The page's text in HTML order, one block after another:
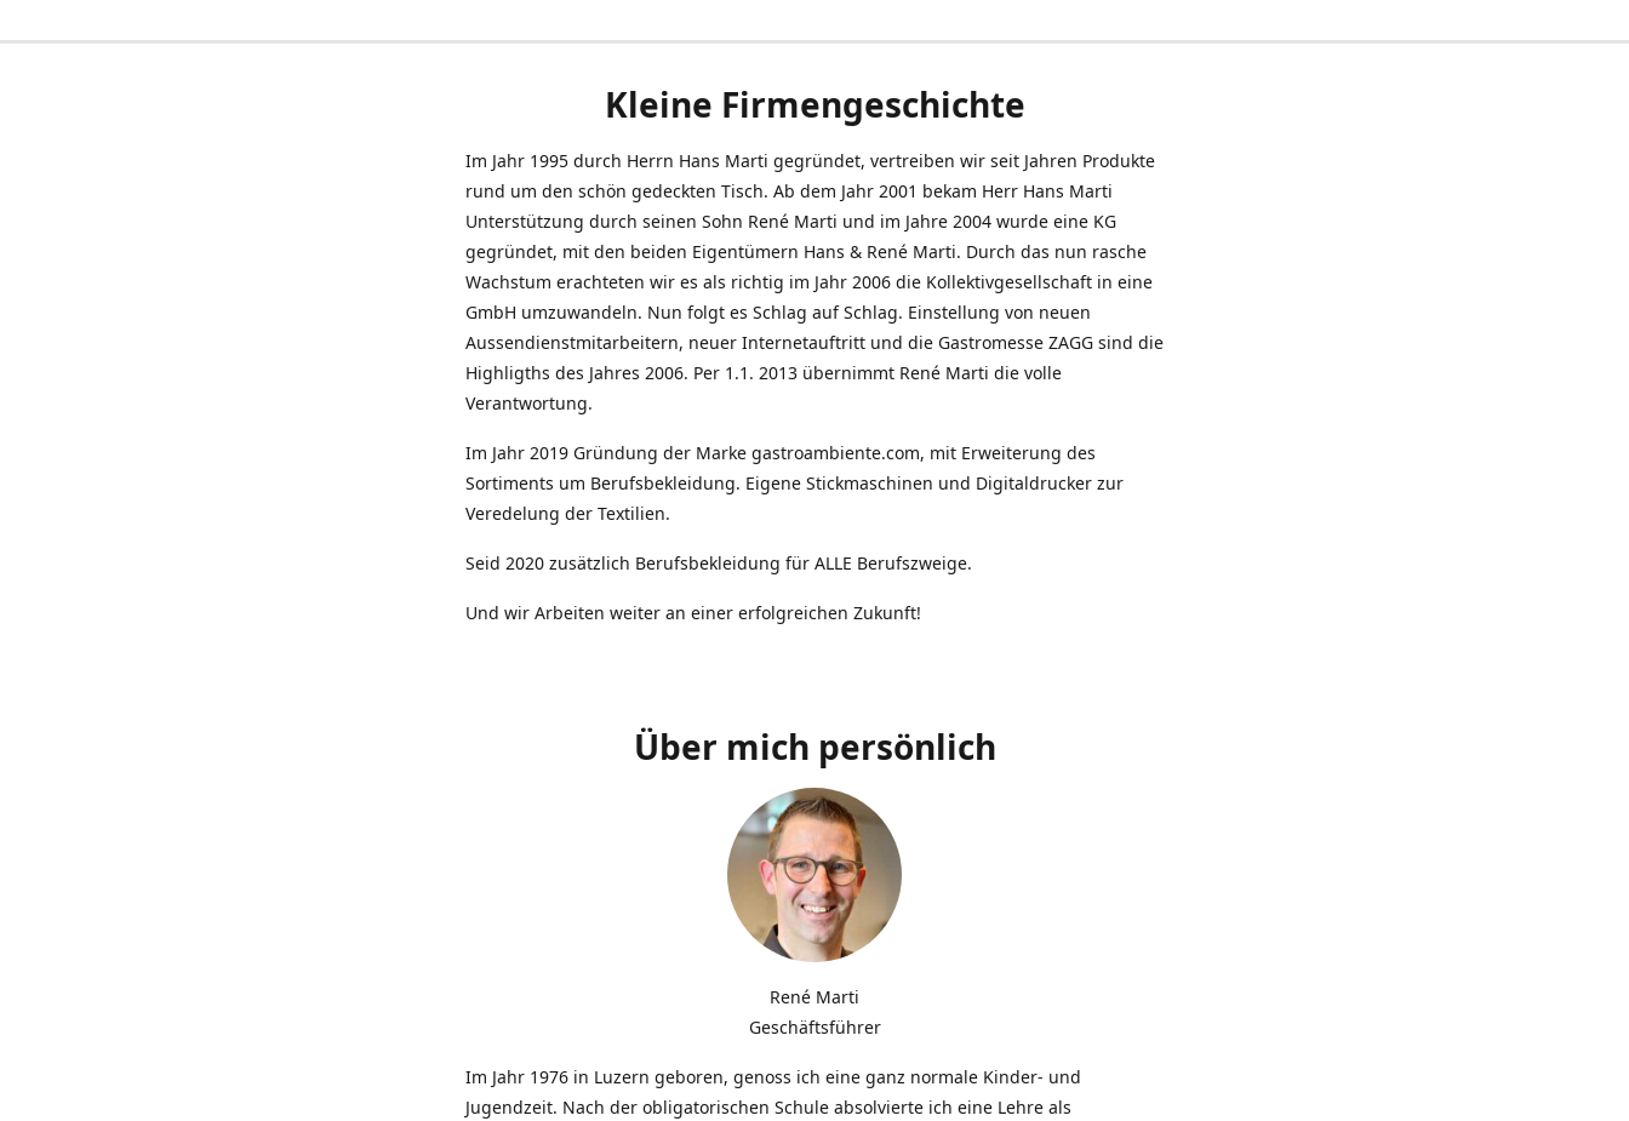
Kleine Firmengeschichte
Im Jahr 1995 durch Herrn Hans Marti gegründet, vertreiben wir seit Jahren Produkte
rund um den schön gedeckten Tisch. Ab dem Jahr 2001 bekam Herr Hans Marti
Unterstützung durch seinen Sohn René Marti und im Jahre 2004 wurde eine KG
gegründet, mit den beiden Eigentümern Hans & René Marti. Durch das nun rasche
Wachstum erachteten wir es als richtig im Jahr 2006 die Kollektivgesellschaft in eine
GmbH umzuwandeln. Nun folgt es Schlag auf Schlag. Einstellung von neuen
Aussendienstmitarbeitern, neuer Internetauftritt und die Gastromesse ZAGG sind die
Highligths des Jahres 2006. Per 1.1. 2013 übernimmt René Marti die volle
Verantwortung.
Im Jahr 2019 Gründung der Marke gastroambiente.com, mit Erweiterung des
Sortiments um Berufsbekleidung. Eigene Stickmaschinen und Digitaldrucker zur
Veredelung der Textilien.
Seid 2020 zusätzlich Berufsbekleidung für ALLE Berufszweige.
Und wir Arbeiten weiter an einer erfolgreichen Zukunft!
Über mich persönlich
René Marti
Geschäftsführer
Im Jahr 1976 in Luzern geboren, genoss ich eine ganz normale Kinder- und
Jugendzeit. Nach der obligatorischen Schule absolvierte ich eine Lehre als